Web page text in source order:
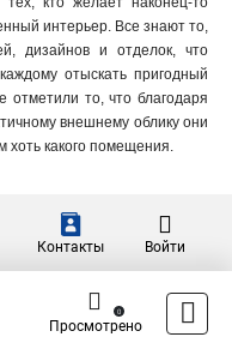
интерьер. Все знают то,
дизайнов и отделок, что
отыскать пригодный
то, что благодаря
внешнему облику они
хоть какого помещения.
Контакты Войти
Просмотрено
0